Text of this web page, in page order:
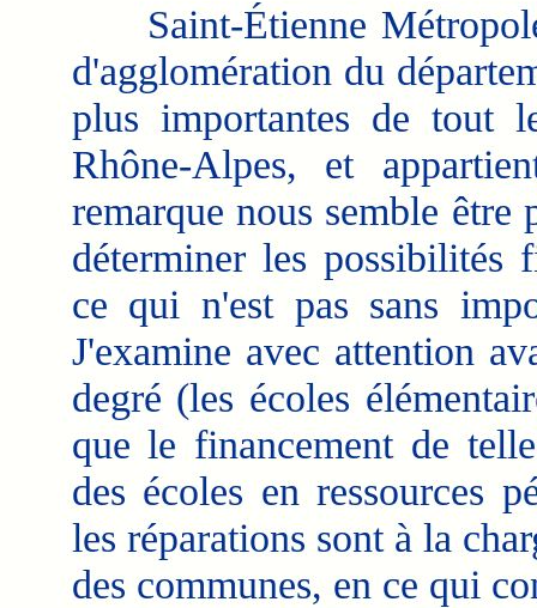
Saint-Étienne Métropole
d'agglomération du
plus importantes de tout
Rhône-Alpes, et
remarque nous semble
déterminer les possibilités
ce qui n'est pas sans
J'examine avec attention
degré (les écoles
que le financement de
des écoles en ressources
les réparations sont à la
des communes, en ce qui